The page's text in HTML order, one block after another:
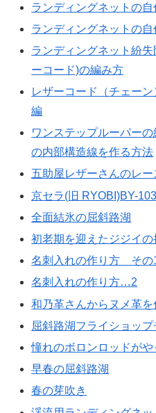
ランディングネットの自
ランディングネットの自
ランディングネット紛
ーコード)の編み方
レザーコード（チェー
編
ワンステップルーパー
の内部構造線を作る方法
五助屋レザーさんのレー
京セラ(旧 RYOBI)BY-
全面結氷の屈斜路湖
初老期を迎えたジジイの
名刺入れの作り方 その
名刺入れの作り方…2
和乃革さんからヌメ革を
屈斜路湖フライショッ
憧れのボロンロッドがや
早春の屈斜路湖
春の芽吹き